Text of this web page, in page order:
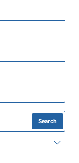
Search